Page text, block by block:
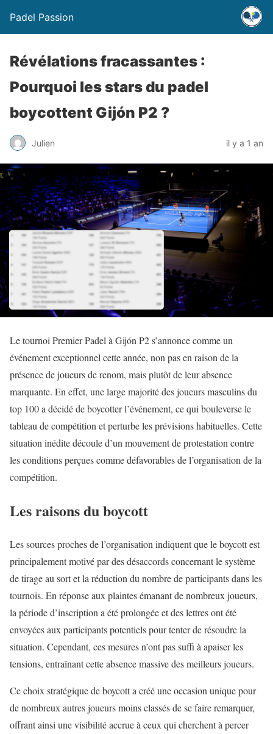
Padel Passion
Révélations fracassantes :
Pourquoi les stars du padel
boycottent Gijón P2 ?
Julien il y a 1 an
Le tournoi Premier Padel à Gijón P2 s’annonce comme un
événement exceptionnel cette année, non pas en raison de la
présence de joueurs de renom, mais plutôt de leur absence
marquante. En effet, une large majorité des joueurs masculins du
top 100 a décidé de boycotter l’événement, ce qui bouleverse le
tableau de compétition et perturbe les prévisions habituelles. Cette
situation inédite découle d’un mouvement de protestation contre
les conditions perçues comme défavorables de l’organisation de la
compétition.
Les raisons du boycott
Les sources proches de l’organisation indiquent que le boycott est
principalement motivé par des désaccords concernant le système
de tirage au sort et la réduction du nombre de participants dans les
tournois. En réponse aux plaintes émanant de nombreux joueurs,
la période d’inscription a été prolongée et des lettres ont été
envoyées aux participants potentiels pour tenter de résoudre la
situation. Cependant, ces mesures n’ont pas suffi à apaiser les
tensions, entraînant cette absence massive des meilleurs joueurs.
Ce choix stratégique de boycott a créé une occasion unique pour
de nombreux autres joueurs moins classés de se faire remarquer,
offrant ainsi une visibilité accrue à ceux qui cherchent à percer